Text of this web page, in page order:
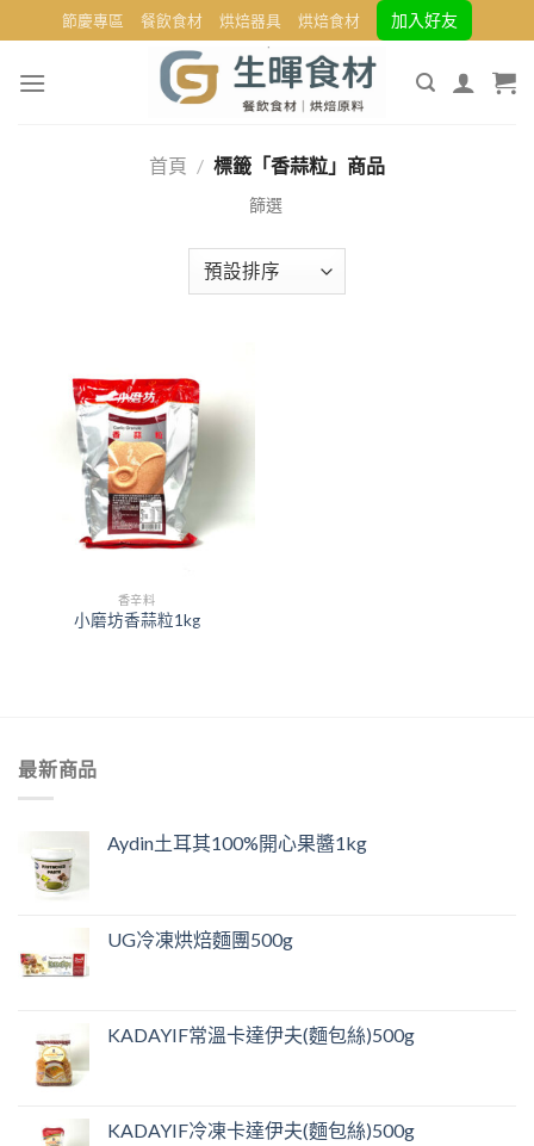
to
content
節慶專區 餐飲食材 烘焙器具 烘焙食材 加入好友
首頁 / 標籤「香蒜粒」商品
香辛料
小磨坊香蒜粒1kg
最新商品
Aydin土耳其100%開心果醬1kg
UG冷凍烘焙麵團500g
KADAYIF常溫卡達伊夫(麵包絲)500g
KADAYIF冷凍卡達伊夫(麵包絲)500g